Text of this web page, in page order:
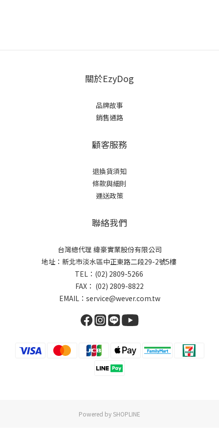
關於EzyDog
品牌故事
銷售通路
顧客服務
退換貨須知
條款與細則
運送政策
聯絡我們
台灣總代理 緯豪實業股份有限公司
地址：新北市淡水區中正東路二段29-2號5樓
TEL：(02) 2809-5266
FAX： (02) 2809-8822
EMAIL：service@wever.com.tw
Powered by SHOPLINE